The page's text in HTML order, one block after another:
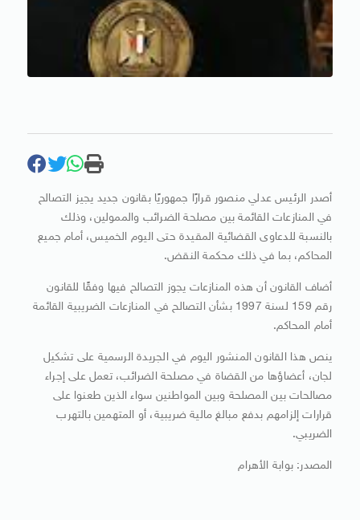
أصدر الرئيس عدلي منصور قرارًا جمهوريًا بقانون جديد يجيز التصالح
في المنازعات القائمة بين مصلحة الضرائب والممولين، وذلك
بالنسبة للدعاوى القضائية المقيدة حتى اليوم الخميس، أمام جميع
المحاكم، بما في ذلك محكمة النقض.
أضاف القانون أن هذه المنازعات يجوز التصالح فيها وفقًا للقانون
رقم 159 لسنة 1997 بشأن التصالح في المنازعات الضريبية القائمة
أمام المحاكم.
ينص هذا القانون المنشور اليوم في الجريدة الرسمية على تشكيل
لجان، أعضاؤها من القضاة في مصلحة الضرائب، تعمل على إجراء
مصالحات بين المصلحة وبين المواطنين سواء الذين طعنوا على
قرارات إلزامهم بدفع مبالغ مالية ضريبية، أو المتهمين بالتهرب
الضريبي.
المصدر: بوابة الأهرام